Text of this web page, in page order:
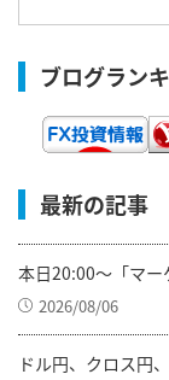
ブログラン
最新の記事
本日20:00～「マー
2026/08/06
ドル円、クロス円